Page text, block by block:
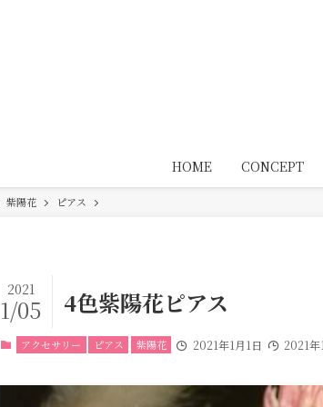
HOME CONCEPT
紫陽花 ピアス
4色紫陽花ピアス
2021
1/05
アクセサリー ピアス 紫陽花 2021年1月1日 2021年